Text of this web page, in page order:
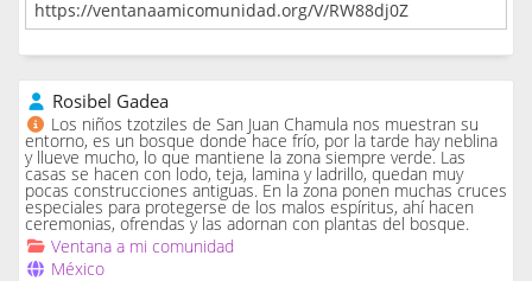
Rosibel Gadea
Los niños tzotziles de San Juan Chamula nos muestran su
entorno, es un bosque donde hace frío, por la tarde hay neblina
y llueve mucho, lo que mantiene la zona siempre verde. Las
casas se hacen con lodo, teja, lamina y ladrillo, quedan muy
pocas construcciones antiguas. En la zona ponen muchas cruces
especiales para protegerse de los malos espíritus, ahí hacen
ceremonias, ofrendas y las adornan con plantas del bosque.
Ventana a mi comunidad
México